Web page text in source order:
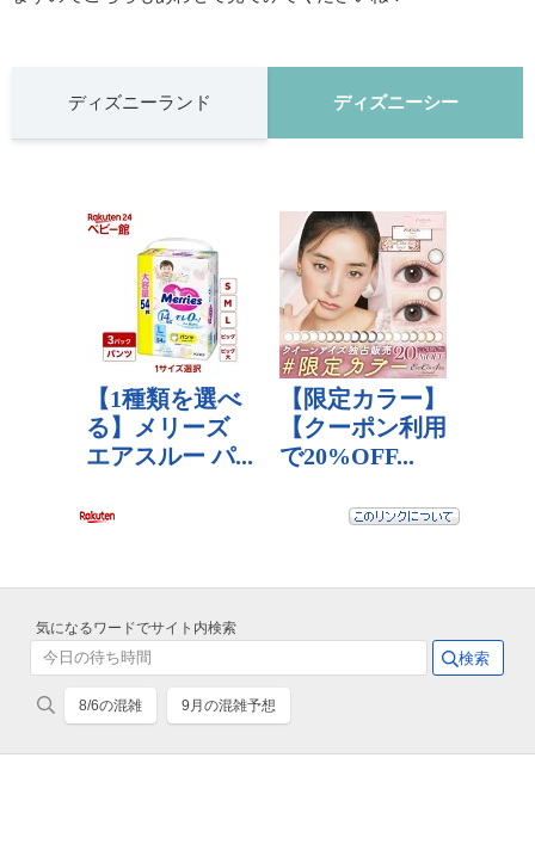
ディズニーランド ディズニーシー
気になるワードでサイト内検索
8/6の混雑 9月の混雑予想